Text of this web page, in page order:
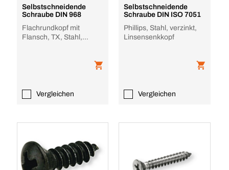
Selbstschneidende
Schraube DIN 968
Flachrundkopf mit
Flansch, TX, Stahl,
Vergleichen
Selbstschneidende
Schraube DIN ISO 7051
Phillips, Stahl, verzinkt,
Linsensenkkopf
Vergleichen